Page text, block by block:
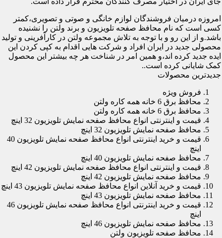
امروزه درمیان فروشندگان لوازم خانگی و صوتی و تصویری،کمتر
کسی است که نام محافظ صفحه تلویزیون و برند ولتن را نشنیده
باشد.و از این رو و با توجه به تلاش مجموعه ولتن در کارآفرینی و تولید
محصولی جدید در ایران افراد و شرکت هایی اقدام به کپی کردن این
ایده جدید کرده اند،و همین امر در شناخت هر چه بیشتر این محصول
کمک شایانی کرده است..
جدیدترین محصولات
فروش ویژه
محافظ برق 6 خانه همه کاره ولتن
محافظ برق 6 خانه همه کاره ولتن
قیمت و اینترنتی انواع محافظ صفحه نمایش تلویزیون 32 اینچ
محافظ صفحه نمایش تلویزیون 32 اینچ
قیمت و خرید اینترنتی انواع محافظ صفحه نمایش تلویزیون 40
اینچ
محافظ صفحه نمایش تلویزیون 40 اینچ
قیمت و اینترنتی انواع محافظ صفحه نمایش تلویزیون 42 اینچ
محافظ صفحه نمایش تلویزیون 42 اینچ
قیمت و خرید آنلاین انواع محافظ صفحه نمایش تلویزیون 43 اینچ
محافظ صفحه نمایش تلویزیون 43 اینچ
قیمت و خرید اینترنتی انواع محافظ صفحه نمایش تلویزیون 46
اینچ
محافظ صفحه نمایش تلویزیون 46 اینچ
محافظ صفحه تلویزیون ولتن